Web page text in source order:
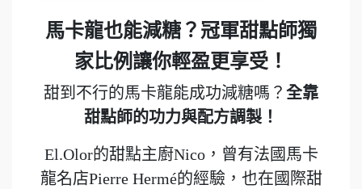
馬卡龍也能減糖？冠軍甜點師獨
家比例讓你輕盈更享受！
甜到不行的馬卡龍能成功減糖嗎？ 全靠
甜點師的功力與配方調製！
El.Olor的甜點主廚Nico，曾有法國馬卡
龍名店Pierre Hermé的經驗，也在國際甜